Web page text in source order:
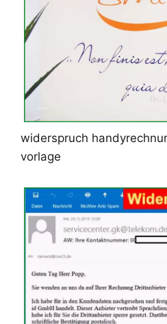
widerspruch
vorlage